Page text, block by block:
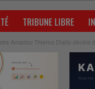
TRIBUNE LIBRE
Amadou Thierno Diallo décèle